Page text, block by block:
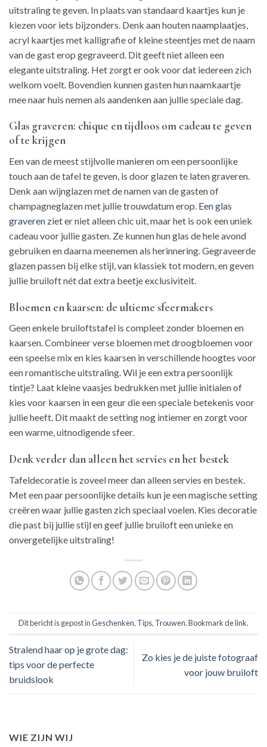
uitstraling te geven. In plaats van standaard kaartjes kun je
kiezen voor iets bijzonders. Denk aan houten naamplaatjes,
acryl kaartjes met kalligrafie of kleine steentjes met de naam
van de gast erop gegraveerd. Dit geeft niet alleen een
elegante uitstraling. Het zorgt er ook voor dat iedereen zich
welkom voelt. Bovendien kunnen gasten hun naamkaartje
mee naar huis nemen als aandenken aan jullie speciale dag.
Glas graveren: chique en tijdloos om cadeau te geven
of te krijgen
Een van de meest stijlvolle manieren om een persoonlijke
touch aan de tafel te geven, is door glazen te laten graveren.
Denk aan wijnglazen met de namen van de gasten of
champagneglazen met jullie trouwdatum erop. Een glas
graveren ziet er niet alleen chic uit, maar het is ook een uniek
cadeau voor jullie gasten. Ze kunnen hun glas de hele avond
gebruiken en daarna meenemen als herinnering. Gegraveerde
glazen passen bij elke stijl, van klassiek tot modern, en geven
jullie bruiloft nét dat extra beetje exclusiviteit.
Bloemen en kaarsen: de ultieme sfeermakers
Geen enkele bruiloftstafel is compleet zonder bloemen en
kaarsen. Combineer verse bloemen met droogbloemen voor
een speelse mix en kies kaarsen in verschillende hoogtes voor
een romantische uitstraling. Wil je een extra persoonlijk
tintje? Laat kleine vaasjes bedrukken met jullie initialen of
kies voor kaarsen in een geur die een speciale betekenis voor
jullie heeft. Dit maakt de setting nog intiemer en zorgt voor
een warme, uitnodigende sfeer.
Denk verder dan alleen het servies en het bestek
Tafeldecoratie is zoveel meer dan alleen servies en bestek.
Met een paar persoonlijke details kun je een magische setting
creëren waar jullie gasten zich speciaal voelen. Kies decoratie
die past bij jullie stijl en geef jullie bruiloft een unieke en
onvergetelijke uitstraling!
Dit bericht is gepost inGeschenken, Tips, Trouwen. Bookmark delink.
Stralend haar op je grote dag:
tips voor de perfecte
bruidslook
Zo kies je de juiste fotograaf
voor jouw bruiloft
WIE ZIJN WIJ